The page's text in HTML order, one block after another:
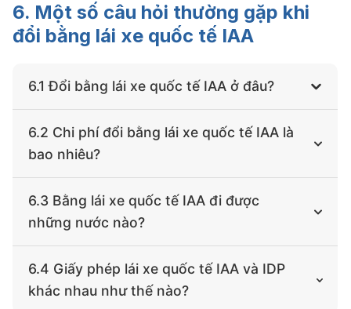
6. Một số câu hỏi thường gặp khi
đổi bằng lái xe quốc tế IAA
6.1 Đổi bằng lái xe quốc tế IAA ở đâu?
Bạn có thể đổi bằng lái xe quốc tế IAA trực tuyến tại
Hộ Chiếu Nhanh mà không cần đến trực tiếp. Chúng
tôi hỗ trợ nhận hồ sơ online toàn quốc và cả khách
hàng đang ở nước ngoài, giao bằng tận tay theo địa
chỉ bạn đăng ký.
6.2 Chi phí đổi bằng lái xe quốc tế IAA là
bao nhiêu?
Chi phí dịch vụ đổi bằng IAA tại Hộ Chiếu Nhanh dao
động từ
800.000đ đến
tùy theo thời hạn
bằng (3, 5, 10 hoặc 20 năm) và thời gian xử lý
(thường hoặc nhanh). Mức giá đã trọn gói, không
phát sinh thêm.
6.3 Bằng lái xe quốc tế IAA đi được
những nước nào?
Bằng lái xe quốc tế IAA được chấp nhận tại hơn 192
quốc gia và vùng lãnh thổ, bao gồm Mỹ, Úc, Nhật,
Hàn Quốc, Singapore, các nước châu Âu, Trung
6.4 Giấy phép lái xe quốc tế IAA và IDP
khác nhau như thế nào?